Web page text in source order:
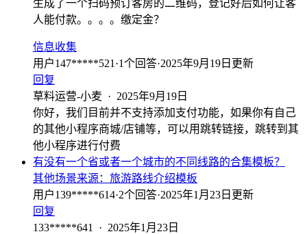
生成了一个扫码预订客房的二维码，登记好后如何让客
人能付款。。。。缴定金？
信息收集
用户147*****521 ·1个回答·2025年9月19日更新
回复
草料运营-小麦 · 2025年9月19日
你好，我们目前并不支持添加支付功能，如果你有自己
的其他小程序商城/店铺等，可以用跳转链接，跳转到其
他小程序进行付费
有没有一个省或者一个城市的不同线路的合集模板？
其他场景来源： 旅游路线介绍模板
用户139*****614·2个回答·2025年1月23日更新
回复
133*****641
· 2025年1月23日